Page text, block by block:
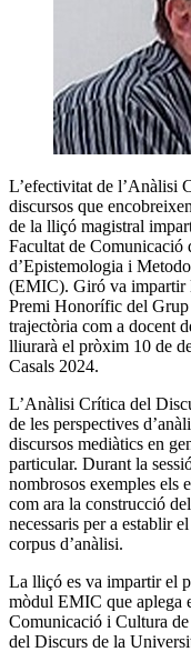
L’efectivitat de l’Anàlisi
discursos que
de la lliçó magistral
Facultat de
d’Epistemologia i
(EMIC). Giró va impartir
Premi Honorífic del Grup
trajectòria com a docent
lliurarà el pròxim 10 de
Casals 2024.
L’Anàlisi Crítica del
de les perspectives
discursos mediàtics en
particular. Durant la
nombrosos exemples els
com ara la construcció
necessaris per a establir
corpus d’anàlisi.
La lliçó es va impartir el
mòdul EMIC que aplega
Comunicació i Cultura
del Discurs de la